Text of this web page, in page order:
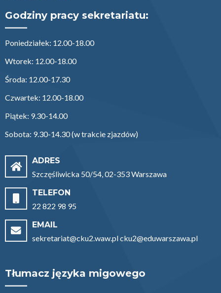
Godziny pracy sekretariatu:
Poniedziałek: 12.00-18.00
Wtorek: 12.00-18.00
Środa: 12.00-17.30
Czwartek: 12.00-18.00
Piątek: 9.30-14.00
Sobota: 9.30-14.30 (w trakcie zjazdów)
ADRES
Szczęśliwicka 50/54, 02-353 Warszawa
TELEFON
22 822 98 95
EMAIL
sekretariat@cku2.waw.pl cku2@eduwarszawa.pl
Tłumacz języka migowego